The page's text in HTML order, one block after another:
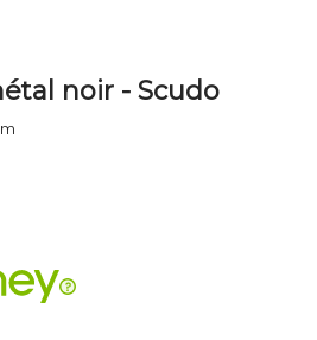
noir - Scudo